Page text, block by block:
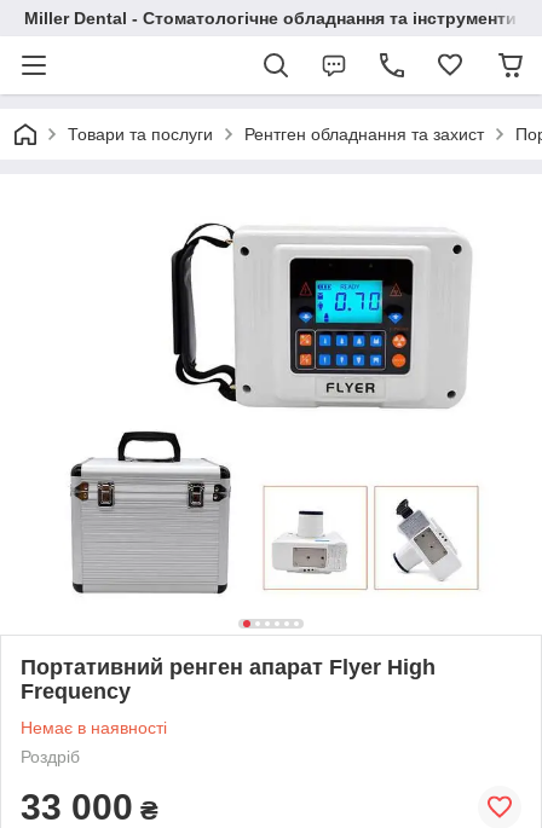
Miller Dental - Стоматологічне обладнання та інструменти
Товари та послуги Рентген обладнання та захист
Портативний ренген апарат Flyer High
Frequency
Немає в наявності
Роздріб
33 000 ₴